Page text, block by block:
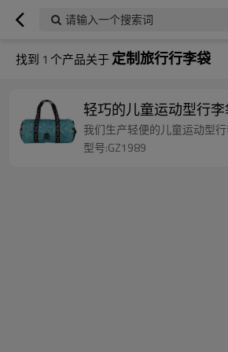
请输入一个搜索词
找到 1 个产品关于定制旅行行李袋
轻巧的儿童运动型行
我们生产轻便的儿童运动型
型号:GZ1989